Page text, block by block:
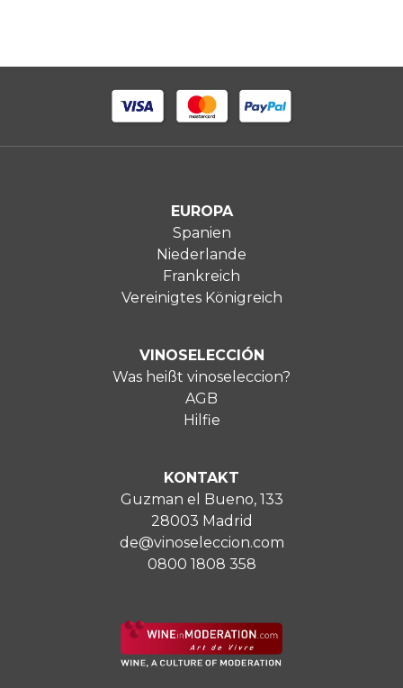
EUROPA
Spanien
Niederlande
Frankreich
Vereinigtes Königreich
VINOSELECCIÓN
Was heißt vinoseleccion?
AGB
Hilfie
KONTAKT
Guzman el Bueno, 133
28003 Madrid
de@vinoseleccion.com
0800 1808 358